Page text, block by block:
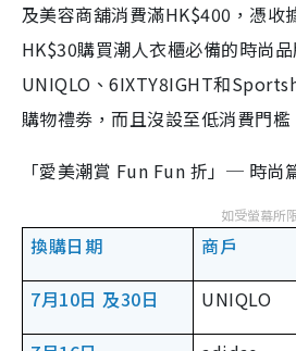
及美容商舖消費滿HK$400，憑收
HK$30購買潮人衣櫃必備的時尚
UNIQLO、6IXTY8IGHT和
購物禮劵，而且沒設至低消費門檻
「愛美潮賞 Fun Fun 折」─ 時尚
換購日期 商戶
7月10日 及30日 UNIQLO